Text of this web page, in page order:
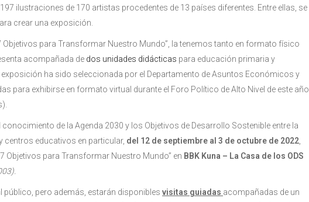
ilustraciones de 170 artistas procedentes de 13 países diferentes. Entre ellas, se
crear una exposición.
Objetivos para Transformar Nuestro Mundo”, la tenemos tanto en formato físico
acompañada de dos unidades didácticas para educación primaria y
ha sido seleccionada por el Departamento de Asuntos Económicos y
para exhibirse en formato virtual durante el Foro Político de Alto Nivel de este año
de la Agenda 2030 y los Objetivos de Desarrollo Sostenible entre la
centros educativos en particular, del 12 de septiembre al 3 de octubre de 2022
Objetivos para Transformar Nuestro Mundo” en BBK Kuna – La Casa de los ODS
público, pero además, estarán disponibles visitas guiadas acompañadas de un